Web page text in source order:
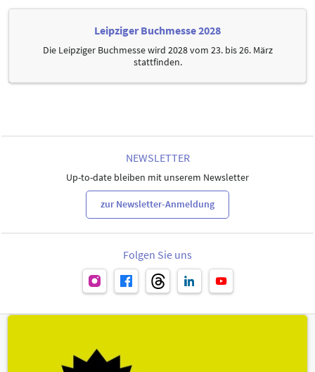
Leipziger Buchmesse 2028
Die Leipziger Buchmesse wird 2028 vom 23. bis 26. März
stattfinden.
NEWSLETTER
Up-to-date bleiben mit unserem Newsletter
zur Newsletter-Anmeldung
Folgen Sie uns